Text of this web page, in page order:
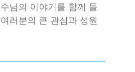
님의 이야기를 함께 들
러분의 큰 관심과 성원